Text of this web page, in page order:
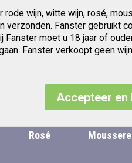
rode wijn, witte wijn, rosé,
verzonden. Fanster gebruikt
Fanster moet u 18 jaar of
Fanster verkoopt geen
Accepteer en
Gratis verzending
Rosé